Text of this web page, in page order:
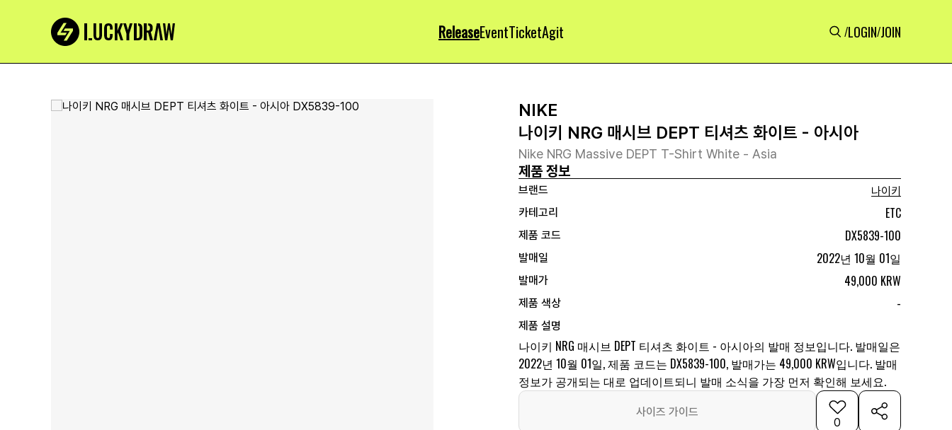
ReleaseEventTicketAgit /LOGIN/JOIN
NIKE
나이키 NRG 매시브 DEPT 티셔츠 화이트 - 아시아
Nike NRG Massive DEPT T-Shirt White - Asia
제품 정보
브랜드
나이키
카테고리
ETC
제품 코드 DX5839-100
발매일 2022년 10월 01일
발매가 49,000 KRW
제품 색상 -
제품 설명
나이키 NRG 매시브 DEPT 티셔츠 화이트 - 아시아의 발매 정보입니다. 발매일은
2022년 10월 01일, 제품 코드는 DX5839-100, 발매가는 49,000 KRW입니다. 발매
정보가 공개되는 대로 업데이트되니 발매 소식을 가장 먼저 확인해 보세요.
사이즈 가이드
0